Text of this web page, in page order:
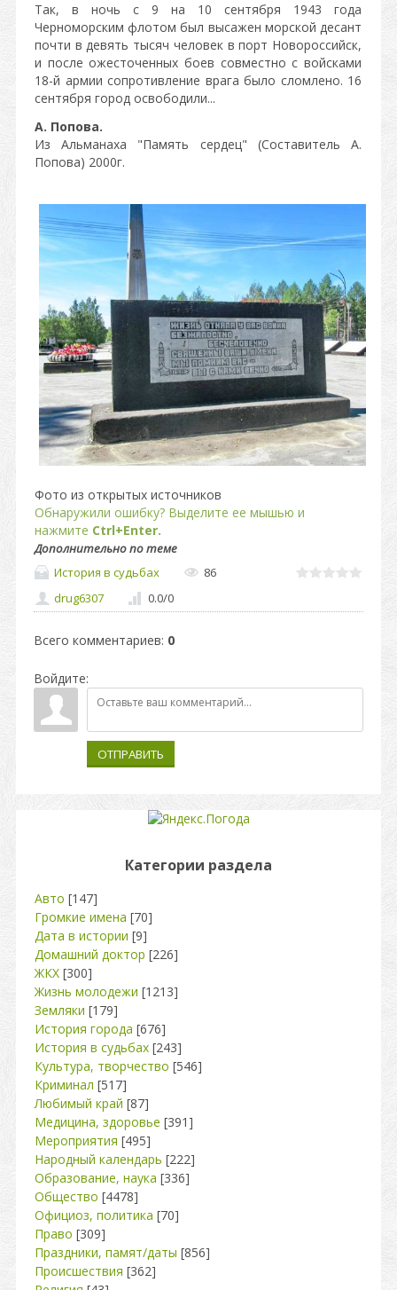
Так, в ночь с 9 на 10 сентября 1943 года
Черноморским флотом был высажен морской десант
почти в девять тысяч человек в порт Новороссийск,
и после ожесточенных боев совместно с войсками
18-й армии сопротивление врага было сломлено. 16
сентября город освободили...
А. Попова.
Из Альманаха "Память сердец" (Составитель А.
Попова) 2000г.
Фото из открытых источников
Обнаружили ошибку? Выделите ее мышью и
нажмите Ctrl+Enter.
Дополнительно по теме
История в судьбах
86
drug6307
0.0/0
Всего комментариев: 0
Войдите:
ОТПРАВИТЬ
Категории раздела
Авто [147]
Громкие имена [70]
Дата в истории [9]
Домашний доктор [226]
ЖКХ [300]
Жизнь молодежи [1213]
Земляки [179]
История города [676]
История в судьбах [243]
Культура, творчество [546]
Криминал [517]
Любимый край [87]
Медицина, здоровье [391]
Мероприятия [495]
Народный календарь [222]
Образование, наука [336]
Общество [4478]
Официоз, политика [70]
Право [309]
Праздники, памят/даты [856]
Происшествия [362]